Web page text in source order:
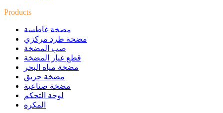
Products
مضخة غاطسة
مضخة طرد مركزي
صب المضخة
قطع غيار المضخة
مضخة مياه البحر
مضخة حريق
مضخة صناعية
لوحة التحكم
المكره